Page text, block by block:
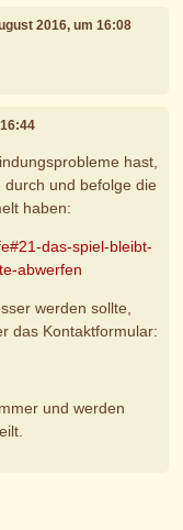
2016, um 16:08
hast,
durch und befolge die
haben:
das-spiel-bleibt-
abwerfen
werden sollte,
das Kontaktformular:
und werden